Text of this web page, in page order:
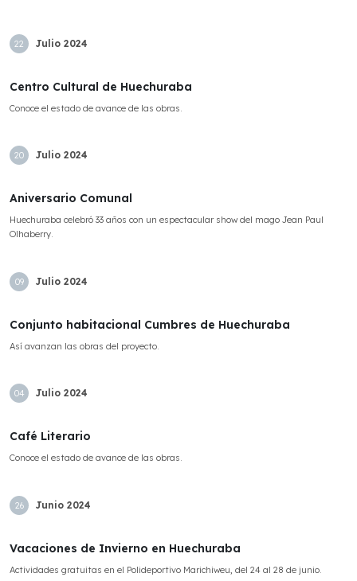
22 Julio 2024
Centro Cultural de Huechuraba
Conoce el estado de avance de las obras.
20 Julio 2024
Aniversario Comunal
Huechuraba celebró 33 años con un espectacular show del mago Jean Paul
Olhaberry.
09 Julio 2024
Conjunto habitacional Cumbres de Huechuraba
Así avanzan las obras del proyecto.
04 Julio 2024
Café Literario
Conoce el estado de avance de las obras.
26 Junio 2024
Vacaciones de Invierno en Huechuraba
Actividades gratuitas en el Polideportivo Marichiweu, del 24 al 28 de junio.